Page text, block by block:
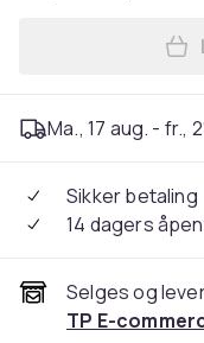
Ma., 17 aug. - fr.,
Sikker betaling
14 dagers
Selges og
TP E-